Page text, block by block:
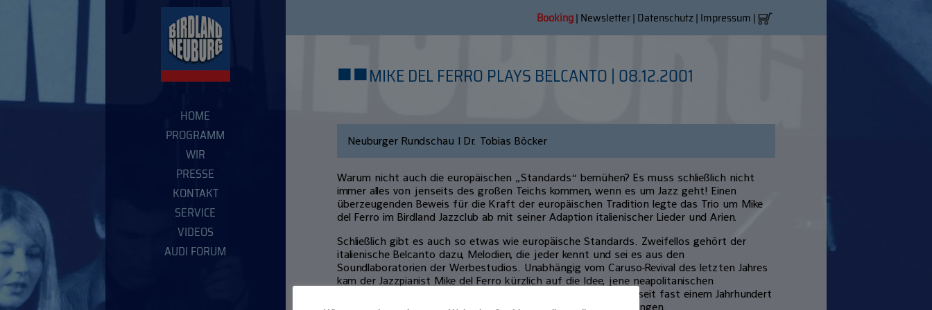
HOME
PROGRAMM
WIR
PRESSE
KONTAKT
SERVICE
VIDEOS
AUDI FORUM
Booking| Newsletter| Datenschutz| Impressum |
■■MIKE DEL FERRO PLAYS BELCANTO | 08.12.2001
Neuburger Rundschau | Dr. Tobias Böcker
Warum nicht auch die europäischen „Standards“ bemühen? Es muss schließlich nicht
immer alles von jenseits des großen Teichs kommen, wenn es um Jazz geht! Einen
überzeugenden Beweis für die Kraft der europäischen Tradition legte das Trio um Mike
del Ferro im Birdland Jazzclub ab mit seiner Adaption italienischer Lieder und Arien.
Schließlich gibt es auch so etwas wie europäische Standards. Zweifellos gehört der
italienische Belcanto dazu, Melodien, die jeder kennt und sei es aus den
Soundlaboratorien der Werbestudios. Unabhängig vom Caruso-Revival des letzten Jahres
kam der Jazzpianist Mike del Ferro kürzlich auf die Idee, jene neapolitanischen
Schmachtfetzen für die Improvisation zu erschließen, die nun seit fast einem Jahrhundert
bella Italia beschwören und Herz und Seele zum Schmelzen bringen.